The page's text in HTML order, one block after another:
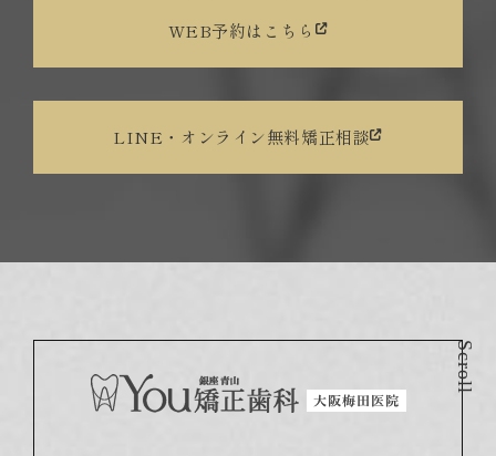
WEB予約はこちら
LINE・オンライン無料矯正相談
Scroll